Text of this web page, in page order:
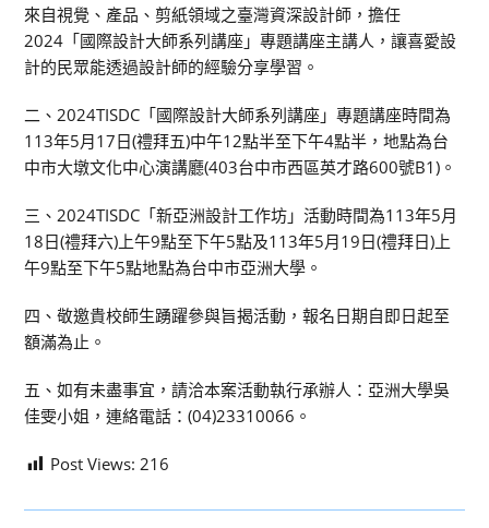
來自視覺、產品、剪紙領域之臺灣資深設計師，擔任
2024「國際設計大師系列講座」專題講座主講人，讓喜愛設
計的民眾能透過設計師的經驗分享學習。
二、2024TISDC「國際設計大師系列講座」專題講座時間為
113年5月17日(禮拜五)中午12點半至下午4點半，地點為台
中市大墩文化中心演講廳(403台中市西區英才路600號B1)。
三、2024TISDC「新亞洲設計工作坊」活動時間為113年5月
18日(禮拜六)上午9點至下午5點及113年5月19日(禮拜日)上
午9點至下午5點地點為台中市亞洲大學。
四、敬邀貴校師生踴躍參與旨揭活動，報名日期自即日起至
額滿為止。
五、如有未盡事宜，請洽本案活動執行承辦人：亞洲大學吳
佳雯小姐，連絡電話：(04)23310066。
Post Views: 216